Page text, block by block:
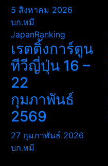
5 สิงหาคม 2026
บก.หมี
JapanRanking
เรตติ้งการ์ตูน
ทีวีญี่ปุ่น 16 –
22
กุมภาพันธ์
2569
27 กุมภาพันธ์ 2026
บก.หมี